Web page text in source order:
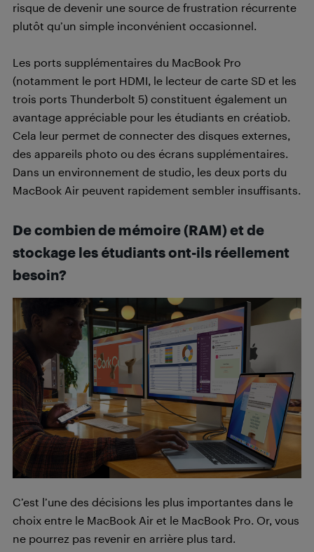
risque de devenir une source de frustration récurrente
plutôt qu’un simple inconvénient occasionnel.
Les ports supplémentaires du MacBook Pro
(notamment le port HDMI, le lecteur de carte SD et les
trois ports Thunderbolt 5) constituent également un
avantage appréciable pour les étudiants en créatiob.
Cela leur permet de connecter des disques externes,
des appareils photo ou des écrans supplémentaires.
Dans un environnement de studio, les deux ports du
MacBook Air peuvent rapidement sembler insuffisants.
De combien de mémoire (RAM) et de
stockage les étudiants ont-ils réellement
besoin?
C’est l’une des décisions les plus importantes dans le
choix entre le MacBook Air et le MacBook Pro. Or, vous
ne pourrez pas revenir en arrière plus tard.